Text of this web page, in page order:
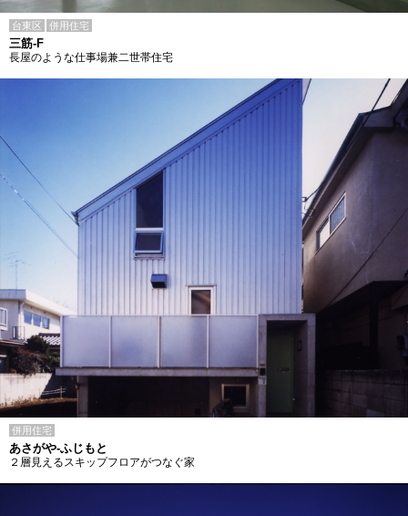
台東区 併用住宅
三筋-F
長屋のような仕事場兼二世帯住宅
併用住宅
あさがや-ふじもと
２層見えるスキップフロアがつなぐ家